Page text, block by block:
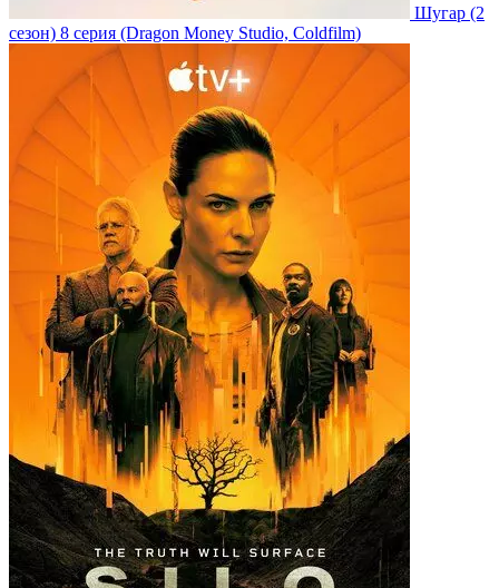
Шугар (2
сезон) 8 серия (Dragon Money Studio, Coldfilm)